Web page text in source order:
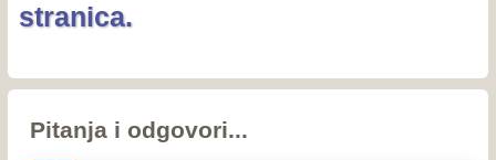
stranica.
Pitanja i odgovori...